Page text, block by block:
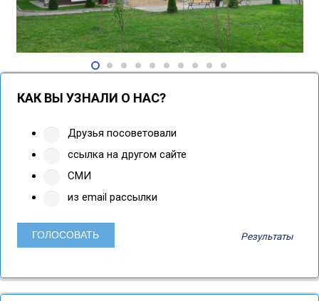
КАК ВЫ УЗНАЛИ О НАС?
Друзья посоветовали
ссылка на другом сайте
СМИ
из email рассылки
Результаты